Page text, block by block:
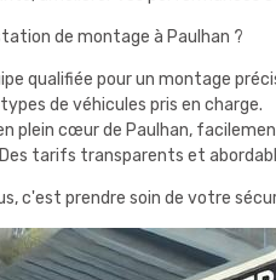
de montage à Paulhan ?
qualifiée pour un montage
de véhicules pris en charge.
plein cœur de Paulhan,
tarifs transparents et
c'est prendre soin de votre